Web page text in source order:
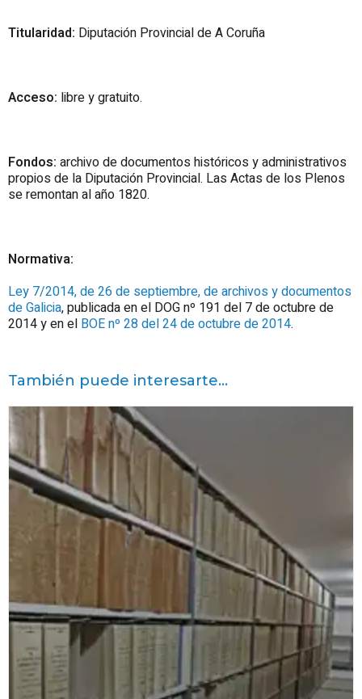
Titularidad: Diputación Provincial de A Coruña
Acceso: libre y gratuito.
Fondos: archivo de documentos históricos y administrativos
propios de la Diputación Provincial. Las Actas de los Plenos
se remontan al año 1820.
Normativa:
Ley 7/2014, de 26 de septiembre, de archivos y documentos
de Galicia, publicada en el DOG nº 191 del 7 de octubre de
2014 y en el BOE nº 28 del 24 de octubre de 2014.
También puede interesarte...